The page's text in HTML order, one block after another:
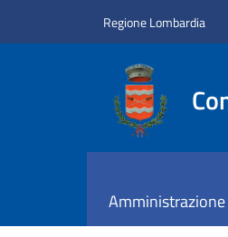
Regione Lombardia
Amministrazione